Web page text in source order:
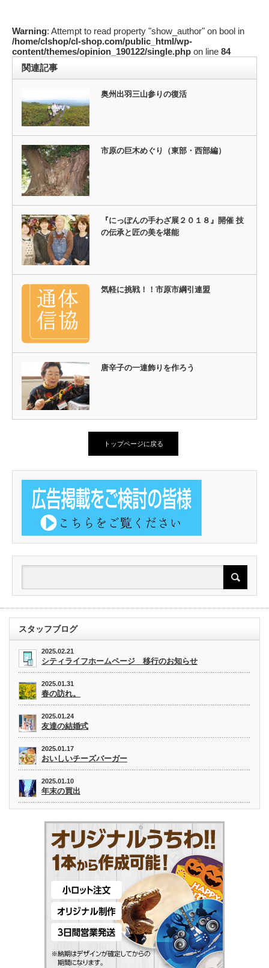
Warning: Attempt to read property "show_author" on bool in
/home/clshop/cl-shop.com/public_html/wp-
content/themes/opinion_190122/single.php on line 84
関連記事
奥州出羽三山参りの復活
市原の巨木めぐり（東部・西部編）
『にっぽんの手わざ展２０１８』開催 技
の伝承と匠の美を堪能
気軽に挑戦！！市原市綱引連盟
唐辛子の一連飾りを作ろう
トップページに戻る
スタッフブログ
2025.02.21
シティライフホームページ 移行のお知らせ
2025.01.31
春の訪れ。
2025.01.24
友達の結婚式
2025.01.17
おいしいチーズバーガー
2025.01.10
年末の買出